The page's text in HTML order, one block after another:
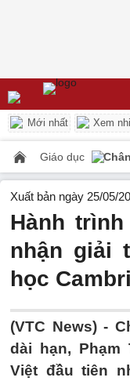
Mới nhất Xem
Giáo dục
Xuất bản ngày 25/05/
Hành
nhận giải
học
(VTC News) -
dài hạn,
Việt đầu tiên